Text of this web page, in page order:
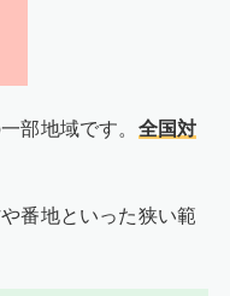
部地域です。 全国対
番地といった狭い範